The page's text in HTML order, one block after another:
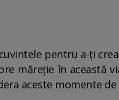
pentru a-ți crea
măreție în această
aceste momente